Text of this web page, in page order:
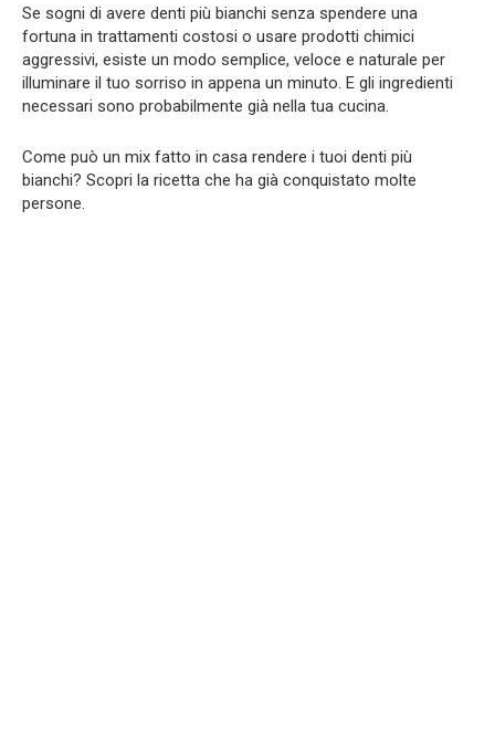
Se sogni di avere denti più bianchi senza spendere una
fortuna in trattamenti costosi o usare prodotti chimici
aggressivi, esiste un modo semplice, veloce e naturale per
illuminare il tuo sorriso in appena un minuto. E gli ingredienti
necessari sono probabilmente già nella tua cucina.
Come può un mix fatto in casa rendere i tuoi denti più
bianchi? Scopri la ricetta che ha già conquistato molte
persone.